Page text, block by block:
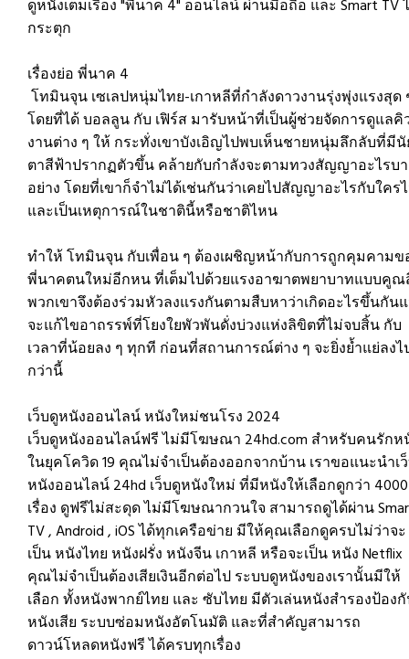
ดูหนังเต็มเรื่อง "พี่นาค 4" ออนไลน์ ผ่านมือถือ และ Smart TV
กระตุก
เรื่องย่อ พี่นาค 4
โทมินจุน เซเลปหนุ่มไทย-เกาหลีที่กำลังดาวงานรุ่งพุ่งแรงสุด
โดยที่ได้ บอลลูน กับ เฟิร์ส มารับหน้าที่เป็นผู้ช่วยจัดการดูแลคิ
งานต่าง ๆ ให้ กระทั่งเขาบังเอิญไปพบเห็นชายหนุ่มลึกลับที่มี
ตาสีฟ้าปรากฏตัวขึ้น คล้ายกับกำลังจะตามทวงสัญญาอะไรบ
อย่าง โดยที่เขาก็จำไม่ได้เช่นกันว่าเคยไปสัญญาอะไรกับใคร
และเป็นเหตุการณ์ในชาตินี้หรือชาติไหน
ทำให้ โทมินจุน กับเพื่อน ๆ ต้องเผชิญหน้ากับการถูกคุมคามข
พี่นาคตนใหม่อีกหน ที่เต็มไปด้วยแรงอาฆาตพยาบาทแบบคู
พวกเขาจึงต้องร่วมหัวลงแรงกันตามสืบหาว่าเกิดอะไรขึ้นกัน
จะแก้ไขอาถรรพ์ที่โยงใยพัวพันดั่งบ่วงแห่งลิขิตที่ไม่จบสิ้น กับ
เวลาที่น้อยลง ๆ ทุกที ก่อนที่สถานการณ์ต่าง ๆ จะยิ่งย้ำแย่ลงไ
กว่านี้
เว็บดูหนังออนไลน์ หนังใหม่ชนโรง 2024
เว็บดูหนังออนไลน์ฟรี ไม่มีโฆษณา 24hd.com สำหรับคนรักห
ในยุคโควิด 19 คุณไม่จำเป็นต้องออกจากบ้าน เราขอแนะนำเ
หนังออนไลน์ 24hd เว็บดูหนังใหม่ ที่มีหนังให้เลือกดูกว่า 4000
เรื่อง ดูฟรีไม่สะดุด ไม่มีโฆษณากวนใจ สามารถดูได้ผ่าน
TV , Android , iOS ได้ทุกเครือข่าย มีให้คุณเลือกดูครบไม่ว่าจะ
เป็น หนังไทย หนังฝรั่ง หนังจีน เกาหลี หรือจะเป็น หนัง Netflix
คุณไม่จำเป็นต้องเสียเงินอีกต่อไป ระบบดูหนังของเรานั้นมีให้
เลือก ทั้งหนังพากย์ไทย และ ซับไทย มีตัวเล่นหนังสำรองป้อง
หนังเสีย ระบบซ่อมหนังอัตโนมัติ และที่สำคัญสามารถ
ดาวน์โหลดหนังฟรี ได้ครบทุกเรื่อง